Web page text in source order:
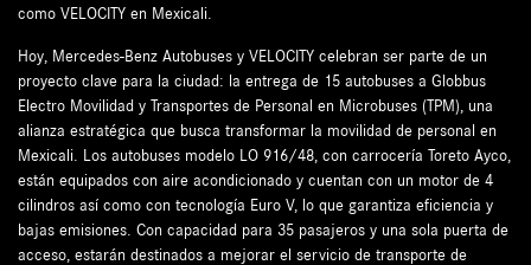
como VELOCITY en Mexicali.
Hoy, Mercedes-Benz Autobuses y VELOCITY celebran ser parte de un
proyecto clave para la ciudad: la entrega de 15 autobuses a Globbus
Electro Movilidad y Transportes de Personal en Microbuses (TPM), una
alianza estratégica que busca transformar la movilidad de personal en
Mexicali. Los autobuses modelo LO 916/48, con carrocería Toreto Ayco,
están equipados con aire acondicionado y cuentan con un motor de 4
cilindros así como con tecnología Euro V, lo que garantiza eficiencia y
bajas emisiones. Con capacidad para 35 pasajeros y una sola puerta de
acceso, estarán destinados a mejorar el servicio de transporte de